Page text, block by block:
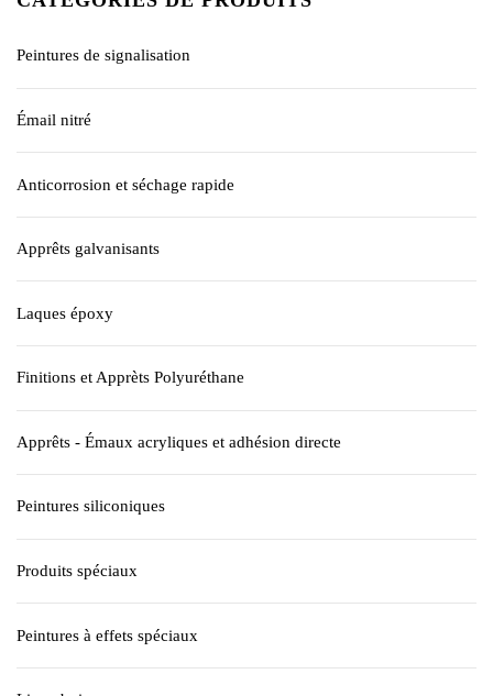
Peintures de signalisation
Émail nitré
Anticorrosion et séchage rapide
Apprêts galvanisants
Laques époxy
Finitions et Apprèts Polyuréthane
Apprêts - Émaux acryliques et adhésion directe
Peintures siliconiques
Produits spéciaux
Peintures à effets spéciaux